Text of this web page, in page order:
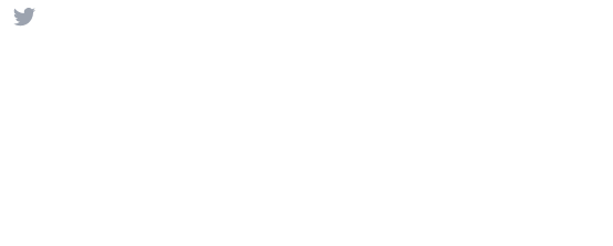
Facebook
sur LinkedIn
Partager sur Twitter